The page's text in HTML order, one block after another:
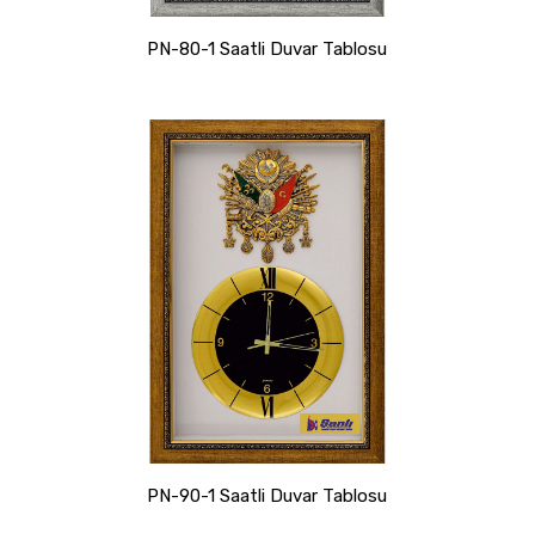
PN-80-1 Saatli Duvar Tablosu
PN-90-1 Saatli Duvar Tablosu